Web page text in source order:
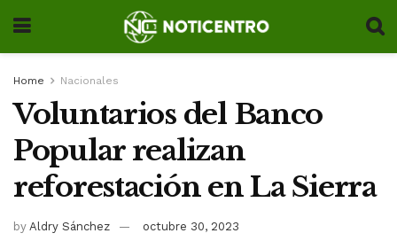
Home Nacionales
Voluntarios del Banco
Popular realizan
reforestación en La Sierra
by Aldry Sánchez octubre 30, 2023